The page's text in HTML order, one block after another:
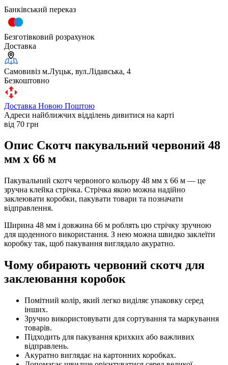
Банківський переказ
Безготівковий розрахунок
Доставка
Самовивіз м.Луцьк, вул.Лідавська, 4
Безкоштовно
Доставка Новою Поштою
Адреси найближчих відділень дивитися на карті
від 70 грн
Опис Скотч пакувальний червоний 48
мм х 66 м
Пакувальний скотч червоного кольору 48 мм х 66 м — це
зручна клейка стрічка. Стрічка якою можна надійно
заклеювати коробки, пакувати товари та позначати
відправлення.
Ширина 48 мм і довжина 66 м роблять цю стрічку зручною
для щоденного використання. З нею можна швидко заклеїти
коробку так, щоб пакування виглядало акуратно.
Чому обирають червоний скотч для
заклеювання коробок
Помітний колір, який легко виділяє упаковку серед
інших.
Зручно використовувати для сортування та маркування
товарів.
Підходить для пакування крихких або важливих
відправлень.
Акуратно виглядає на картонних коробках.